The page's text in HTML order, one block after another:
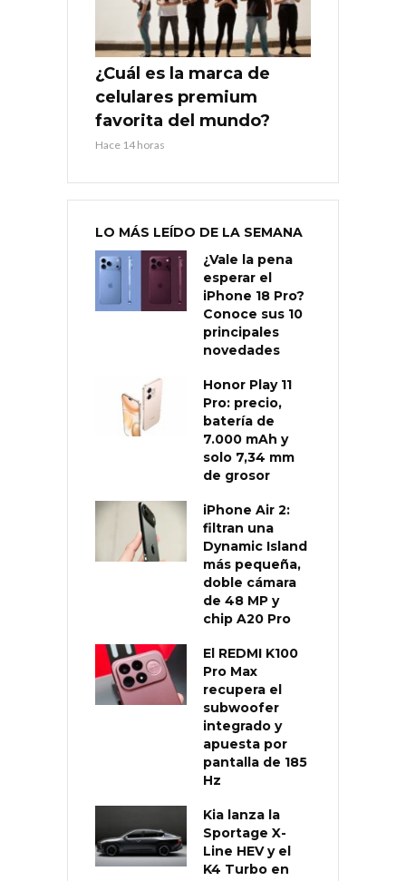
¿Cuál es la marca de
celulares premium
favorita del mundo?
Hace 14 horas
LO MÁS LEÍDO DE LA SEMANA
¿Vale la pena
esperar el
iPhone 18 Pro?
Conoce sus 10
principales
novedades
Honor Play 11
Pro: precio,
batería de
7.000 mAh y
solo 7,34 mm
de grosor
iPhone Air 2:
filtran una
Dynamic Island
más pequeña,
doble cámara
de 48 MP y
chip A20 Pro
El REDMI K100
Pro Max
recupera el
subwoofer
integrado y
apuesta por
pantalla de 185
Hz
Kia lanza la
Sportage X-
Line HEV y el
K4 Turbo en